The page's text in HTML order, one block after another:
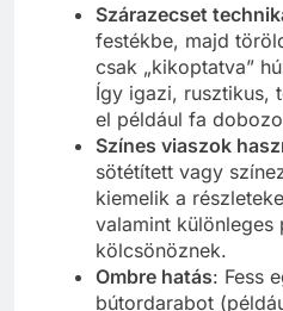
Szárazecset
festékbe, majd
csak „kikoptatva”
Így igazi, rusztikus,
el például fa
Színes viaszok
sötétített vagy
kiemelik a
valamint különleges
kölcsönöznek.
Ombre hatás: Fess
bútordarabot